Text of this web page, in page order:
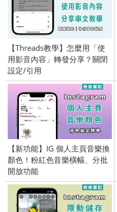
【Threads教學】怎麼用「使
用影音內容」轉發分享？關閉
設定/引用
【新功能】IG 個人主頁音樂換
顏色！粉紅色音樂橫幅、分批
開放功能